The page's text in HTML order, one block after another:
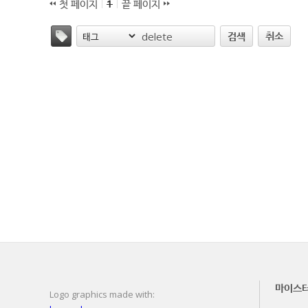
첫 페이지 1 끝 페이지
검색
취소
Logo graphics made with:
마이스